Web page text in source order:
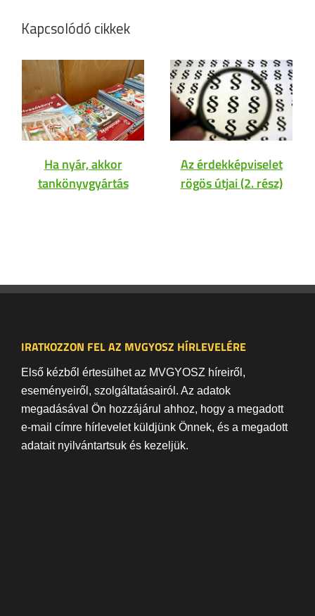
Kapcsolódó cikkek
Ha nyár, akkor
tankönyvgyártás
Az érdekképviselet
rögös útjai (2. rész)
IRATKOZZON FEL AZ MVGYOSZ HÍRLEVELÉRE
Első kézből értesülhet az MVGYOSZ híreiről,
eseményeiről, szolgáltatásairól. Az adatok
megadásával Ön hozzájárul ahhoz, hogy a megadott
e-mail címre hírlevelet küldjünk Önnek, és a megadott
adatait nyilvántartsuk és kezeljük.